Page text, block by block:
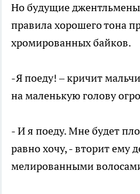
Но будущие
правила хорошего тона
хромированных байков.
-Я поеду! – кричит
на маленькую голову
- И я поеду. Мне будет
равно хочу, - вторит ему
мелированными